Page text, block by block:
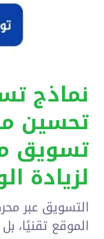
نماذج
تحسين
تسويق
لزيادة
التسويق عبر
الموقع تقنيًا،